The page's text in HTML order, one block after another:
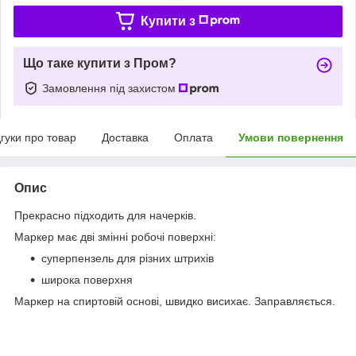
Купити з
Що таке купити з Пром?
Замовлення під захистом
про товар Доставка Оплата Умови повернення
Опис
Прекрасно підходить для начерків.
Маркер має дві змінні робочі поверхні:
суперпензель для різних штрихів
широка поверхня
Маркер на спиртовій основі, швидко висихає. Заправляється.